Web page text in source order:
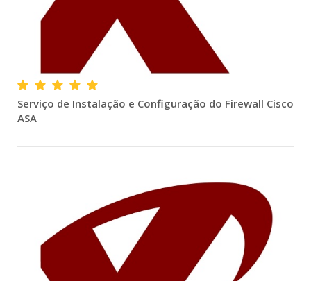
Serviço de Instalação e Configuração do Firewall Cisco
ASA